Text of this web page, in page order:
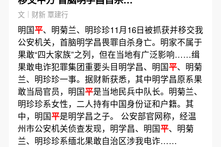
亡
文｜财新 覃建行
明国平、明菊兰、明珍珍11月16日被抓获并移交我
公安机关，首脑明学昌畏罪自杀身亡。明家不属于
果敢“四大家族”之列，但在当地有广泛影响……缉
果敢电诈犯罪集团重要头目明学昌、明国平、明菊
兰、明珍珍一事。据财新获悉，其中明学昌原系果
敢当局官员，明国平是当地民兵中队长。明菊兰、
明珍珍系女性，二人持有中国身份证和户籍。其
中，明国平是明学昌之子。 公安部官网称，经温
州市公安机关侦查发现，明学昌、明国平、明菊
兰、明珍珍系缅北果敢自治区涉我电诈……